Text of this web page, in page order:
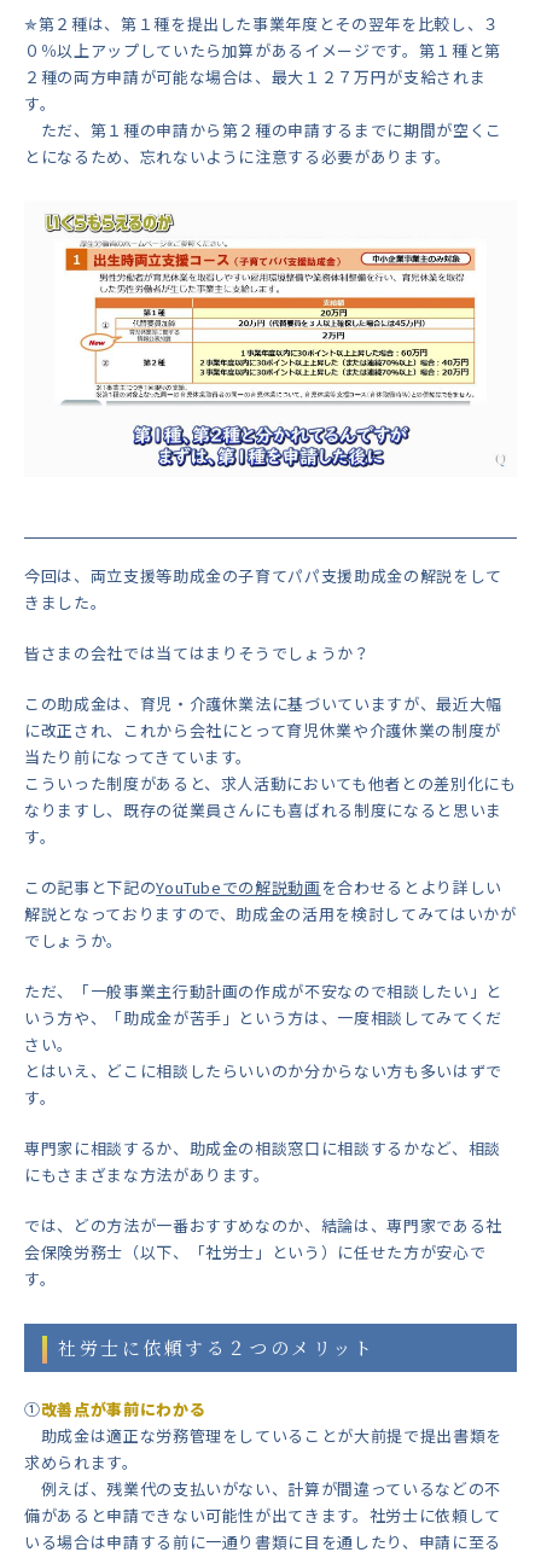
✯第２種は、第１種を提出した事業年度とその翌年を比較し、３
０％以上アップしていたら加算があるイメージです。第１種と第
２種の両方申請が可能な場合は、 最大１２７万円が支給されま
す。
ただ、第１種の申請から第２種の申請するまでに期間が空くこ
とになるため、忘れないように注意する必要があります。
今回は、両立支援等助成金の子育てパパ支援助成金の解説をして
きました。
皆さまの会社では当てはまりそうでしょうか？
この助成金は、育児・介護休業法に基づいていますが、最近大幅
に改正され、これから会社にとって育児休業や介護休業の制度が
当たり前になってきています。
こういった制度があると、求人活動においても他者との差別化にも
なりますし、既存の従業員さんにも喜ばれる制度になると思いま
す。
この記事と下記のYouTubeでの解説動画を合わせるとより詳しい
解説となっておりますので、助成金の活用を検討してみてはいかが
でしょうか。
ただ、「一般事業主行動計画の作成が不安なので相談したい」と
いう方や、「助成金が苦手」という方は、一度相談してみてくだ
さい。
とはいえ、どこに相談したらいいのか分からない方も多いはずで
す。
専門家に相談するか、助成金の相談窓口に相談するかなど、相談
にもさまざまな方法があります。
では、どの方法が一番おすすめなのか、結論は、専門家である社
会保険労務士（以下、「社労士」という）に任せた方が安心で
す。
社労士に依頼する２つのメリット
①改善点が事前にわかる
助成金は適正な労務管理をしていることが大前提で提出書類を
求められます。
例えば、残業代の支払いがない、計算が間違っているなどの不
備があると申請できない可能性が出てきます。社労士に依頼して
いる場合は申請する前に一通り書類に目を通したり、申請に至る